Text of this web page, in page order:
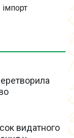
видатного
імпорт